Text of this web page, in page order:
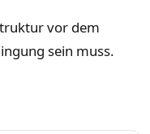
vor dem
sein muss.